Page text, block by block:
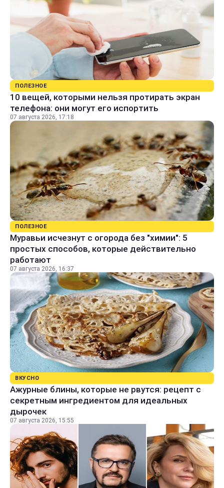
ПОЛЕЗНОЕ
10 вещей, которыми нельзя протирать экран
телефона: они могут его испортить
07 августа 2026, 17:18
ПОЛЕЗНОЕ
Муравьи исчезнут с огорода без "химии": 5
простых способов, которые действительно
работают
07 августа 2026, 16:37
ВКУСНО
Ажурные блины, которые не рвутся: рецепт с
секретным ингредиентом для идеальных
дырочек
07 августа 2026, 15:55